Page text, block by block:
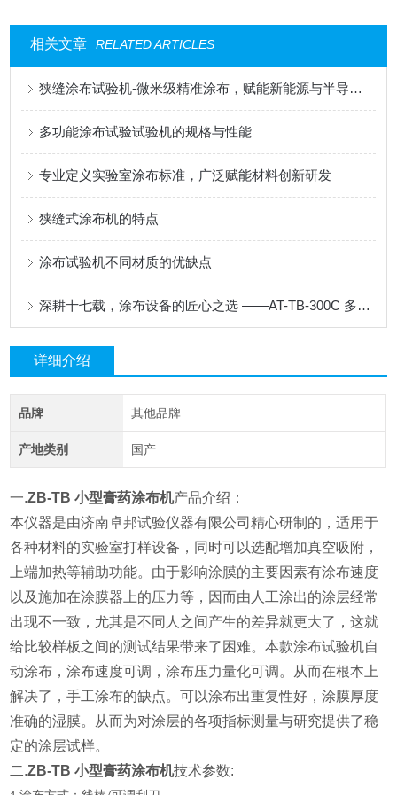
相关文章 RELATED ARTICLES
狭缝涂布试验机-微米级精准涂布，赋能新能源与半导体科研创新
多功能涂布试验试验机的规格与性能
专业定义实验室涂布标准，广泛赋能材料创新研发
狭缝式涂布机的特点
涂布试验机不同材质的优缺点
深耕十七载，涂布设备的匠心之选 ——AT-TB-300C 多功能涂布试验机
详细介绍
品牌 其他品牌
产地类别 国产
一.ZB-TB 小型膏药涂布机产品介绍：
本仪器是由济南卓邦试验仪器有限公司精心研制的，适用于
各种材料的实验室打样设备，同时可以选配增加真空吸附，
上端加热等辅助功能。 由于影响涂膜的主要因素有涂布速度
以及施加在涂膜器上的压力等，因而由人工涂出的涂层经常
出现不一致，尤其是不同人之间产生的差异就更大了，这就
给比较样板之间的测试结果带来了困难。本款涂布试验机自
动涂布，涂布速度可调，涂布压力量化可调。从而在根本上
解决了，手工涂布的缺点。可以涂布出重复性好，涂膜厚度
准确的湿膜。从而为对涂层的各项指标测量与研究提供了稳
定的涂层试样。
二.ZB-TB 小型膏药涂布机技术参数: